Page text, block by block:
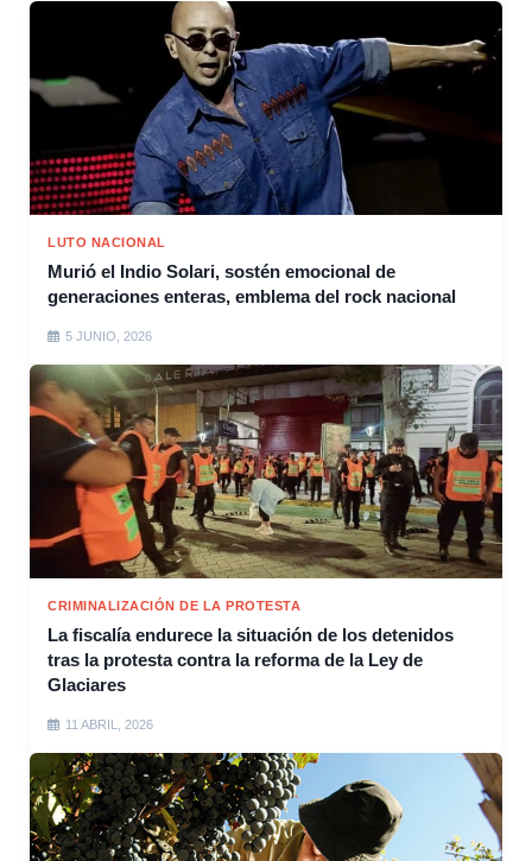
LUTO NACIONAL
Murió el Indio Solari, sostén emocional de
generaciones enteras, emblema del rock nacional
5 JUNIO, 2026
CRIMINALIZACIÓN DE LA PROTESTA
La fiscalía endurece la situación de los detenidos
tras la protesta contra la reforma de la Ley de
Glaciares
11 ABRIL, 2026